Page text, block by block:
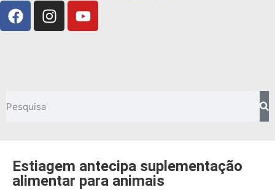
Estiagem antecipa suplementação
alimentar para animais